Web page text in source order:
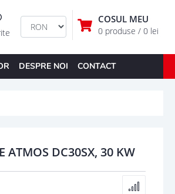
COSUL MEU
0 produse / 0 lei
DESPRE NOI CONTACT
ATMOS DC30SX, 30 KW